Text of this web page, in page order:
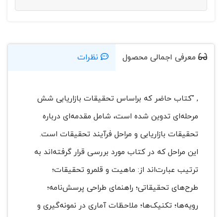
معرفی اجمالی محصول نظرات
, "کتاب حاضر که براساس تحقیقات بازاریابی شش
مرحله‌ای تدوین شده است، شامل مقدمه‌ای درباره
تحقیقات بازاریابی و مراحل فرآیند تحقیقات است.
این مراحل که در کتاب مورد بررسی قرار گرفته‌اند به
ترتیب عبارت‌اند از: ماهیت و قلمرو تحقیقات؛
طرح‌های تحقیقاتی؛ راهنمای طراحی پرسش‌نامه؛
رویه‌ها؛ تکنیک‌ها؛ ملاحظات آماری در نمونه‌گیری و